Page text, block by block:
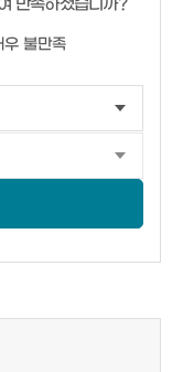
만족하셨습니까?
우 불만족